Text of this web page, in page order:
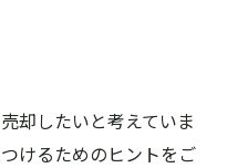
却したいと考えていま
けるためのヒントをご